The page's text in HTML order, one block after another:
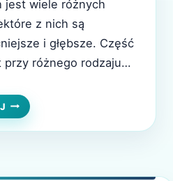
jest wiele różnych
z nich są
i głębsze. Część
przy różnego rodzaju
inne są idealne do
klasyczny, którego
MASAŻ
KLASYCZNY
–